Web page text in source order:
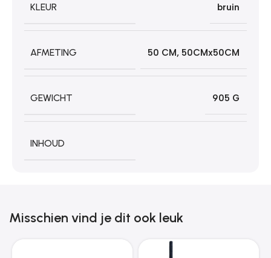
KLEUR bruin
AFMETING 50 CM, 50CMx50CM
GEWICHT 905 G
INHOUD
Misschien vind je dit ook leuk